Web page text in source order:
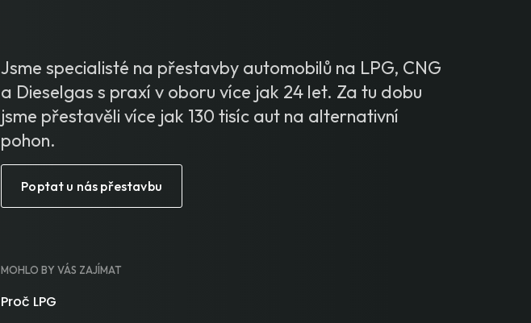
Jsme specialisté na přestavby automobilů na LPG, CNG
a Dieselgas s praxí v oboru více jak 24 let. Za tu dobu
jsme přestavěli více jak 130 tisíc aut na alternativní
pohon.
Poptat u nás přestavbu
MOHLO BY VÁS ZAJÍMAT
Proč LPG